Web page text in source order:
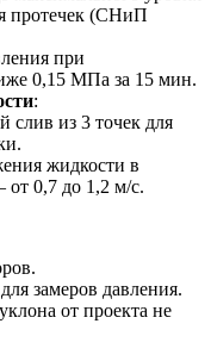
протечек (СНиП
при
0,15 МПа за 15 мин.
:
слив из 3 точек для
жидкости в
от 0,7 до 1,2 м/с.
замеров давления.
от проекта не